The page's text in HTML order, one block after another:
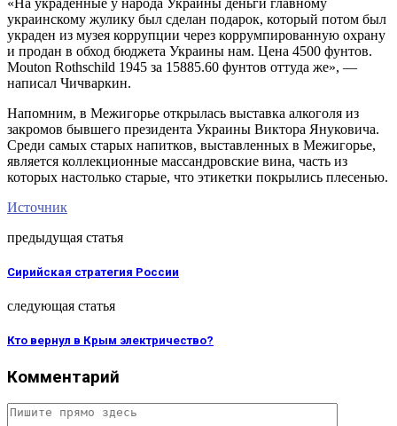
украинскому жулику был сделан подарок, который потом был
украден из музея коррупции через коррумпированную охрану
и продан в обход бюджета Украины нам. Цена 4500 фунтов.
Mouton Rothschild 1945 за 15885.60 фунтов оттуда же», —
написал Чичваркин.
Напомним, в Межигорье открылась выставка алкоголя из
закромов бывшего президента Украины Виктора Януковича.
Среди самых старых напитков, выставленных в Межигорье,
является коллекционные массандровские вина, часть из
которых настолько старые, что этикетки покрылись плесенью.
Источник
предыдущая статья
Сирийская стратегия России
следующая статья
Кто вернул в Крым электричество?
Комментарий